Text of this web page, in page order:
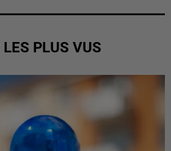
PLUS VUS